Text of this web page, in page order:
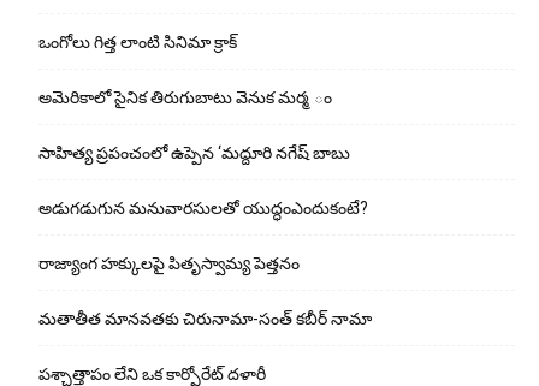
ఒంగోలు గిత్త లాంటి సినిమా క్రాక్
అమెరికాలో సైనిక తిరుగుబాటు వెనుక మర్మ ం
సాహిత్య ప్రపంచంలో ఉప్పెన ‘మద్దూరి నగేష్ బాబు
అడుగ‌డుగున మ‌నువార‌సుల‌తో యుద్ధంఎందుకంటే?
రాజ్యాంగ హక్కులపై పితృస్వామ్య పెత్తనం
మతాతీత మానవతకు చిరునామా-సంత్ కబీర్ నామా
పశ్చాత్తాపం లేని ఒక కార్పోరేట్ దళారీ